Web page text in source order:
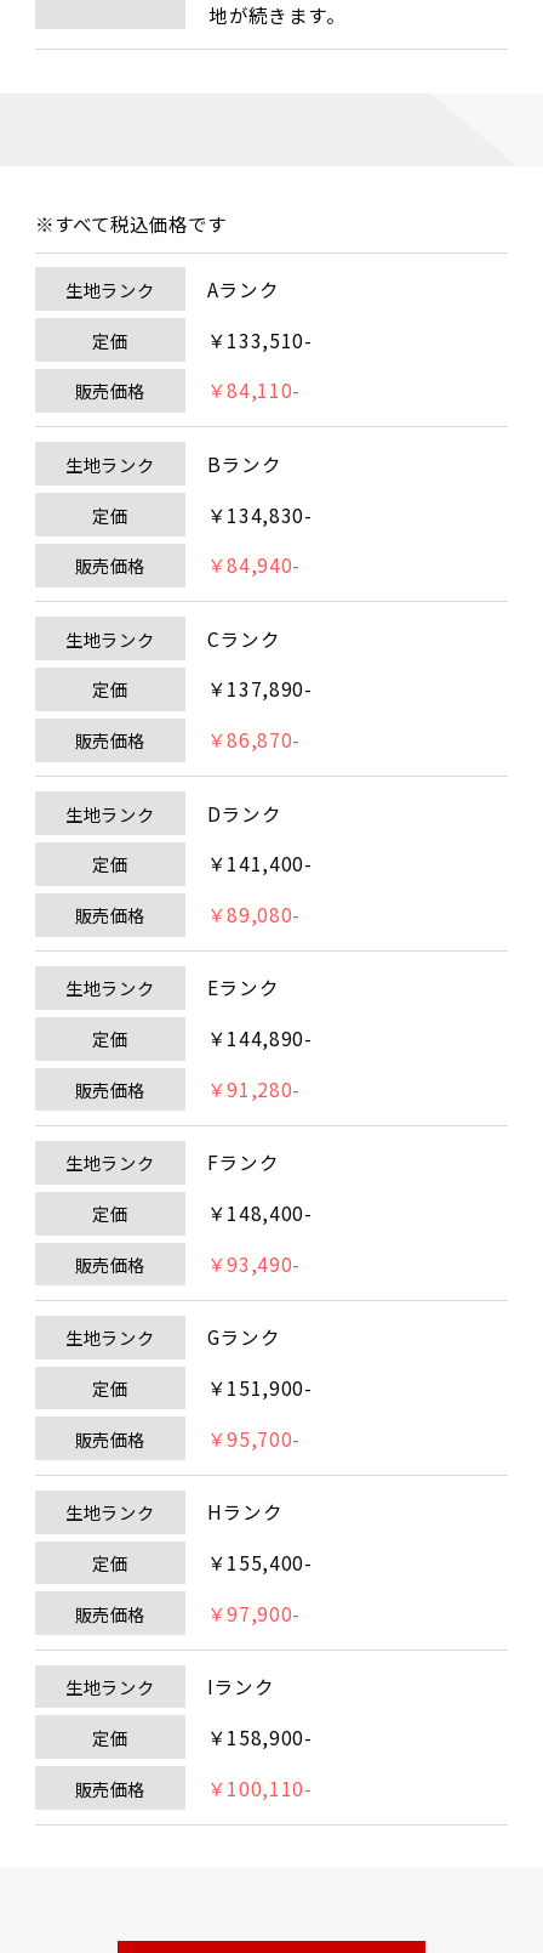
地が続きます。
※すべて税込価格です
生地ランク Aランク
定価 ￥133,510-
販売価格 ￥84,110-
生地ランク Bランク
定価 ￥134,830-
販売価格 ￥84,940-
生地ランク Cランク
定価 ￥137,890-
販売価格 ￥86,870-
生地ランク Dランク
定価 ￥141,400-
販売価格 ￥89,080-
生地ランク Eランク
定価 ￥144,890-
販売価格 ￥91,280-
生地ランク Fランク
定価 ￥148,400-
販売価格 ￥93,490-
生地ランク Gランク
定価 ￥151,900-
販売価格 ￥95,700-
生地ランク Hランク
定価 ￥155,400-
販売価格 ￥97,900-
生地ランク Iランク
定価 ￥158,900-
販売価格 ￥100,110-